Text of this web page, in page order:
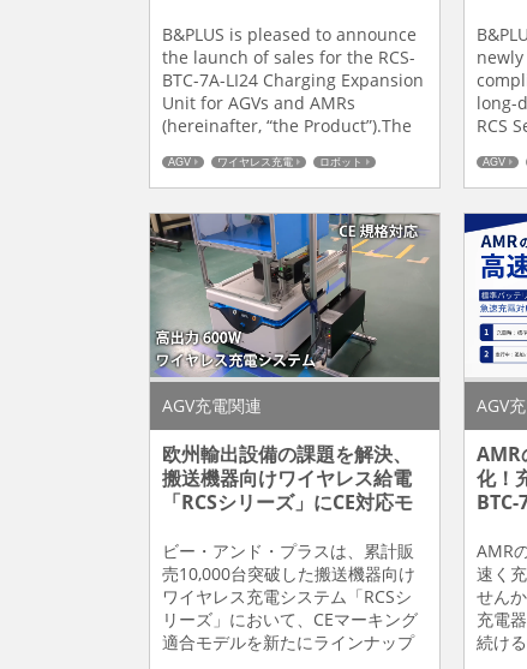
B&PLUS is pleased to announce
the launch of sales for the RCS-
BTC-7A-LI24 Charging Expansion
Unit for AGVs and AMRs
(hereinafter, “the Product”).The
unit that supplies ...
AGV ワイヤレス充電
ロボット
long-
RCS
which
AGV
AGV充電関連
欧州輸出設備の課題を解決、
搬送機器向けワイヤレス給電
「RCSシリーズ」にCE対応モ
ビー・アンド・プラスは、累計販
売10,000台突破した搬送機器向け
ワイヤレス充電システム「RCSシ
リーズ」において、CEマーキング
適合モデルを新たにラインナップ
AGV
AMR
化！
BTC-
AMR
速く
せん
充電
続け